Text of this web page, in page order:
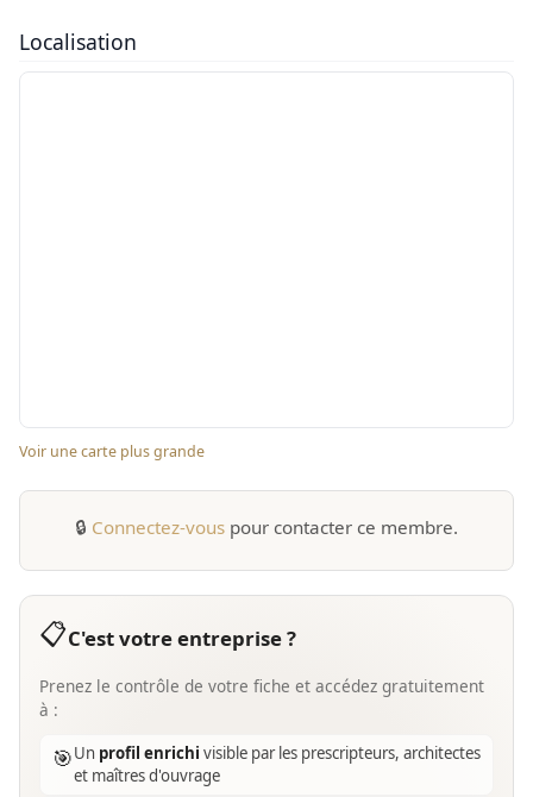
Localisation
Voir une carte plus grande
🔒 Connectez-vous pour contacter ce membre.
📋C'est votre entreprise ?
Prenez le contrôle de votre fiche et accédez gratuitement
à :
🎯Un profil enrichi visible par les prescripteurs, architectes
et maîtres d'ouvrage